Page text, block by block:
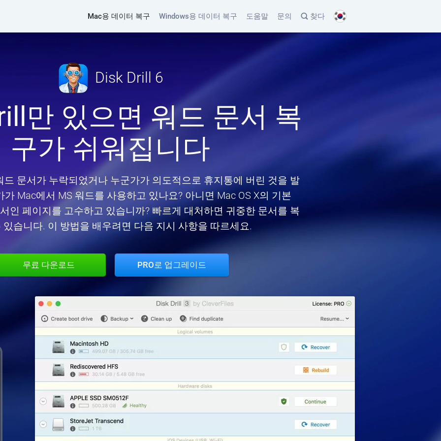
Mac용 데이터 복구 Windows용 데이터 복구 도움말 문의 찾다
Disk Drill 6
만 있으면 워드 문서 복
구가 쉬워집니다
드 문서가 누락되었거나 누군가가 의도적으로 휴지통에 버린 것을 발
가 Mac에서 MS 워드를 사용하고 있나요? 아니면 Mac OS X의 기본
인 페이지를 고수하고 있습니까? 빠르게 대처하면 귀중한 문서를 복
있습니다. 이 방법을 배우려면 다음 지시 사항을 따르세요.
무료 다운로드 PRO로 업그레이드